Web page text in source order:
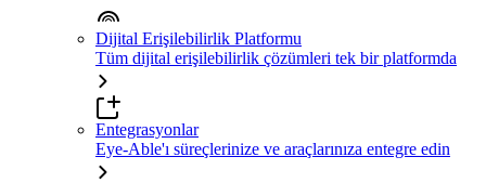
Dijital Erişilebilirlik Platformu
Tüm dijital erişilebilirlik çözümleri tek bir platformda
Entegrasyonlar
Eye-Able'ı süreçlerinize ve araçlarınıza entegre edin